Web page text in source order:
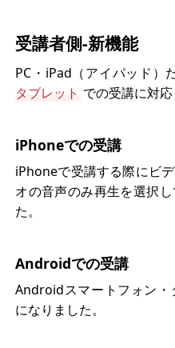
受講者側-新機能
PC・iPad（アイパッド）
タブレット での受講に対応
iPhoneでの受講
iPhoneで受講する際にビ
オの音声のみ再生を選択
た。
Androidでの受講
Androidスマートフォン・
になりました。